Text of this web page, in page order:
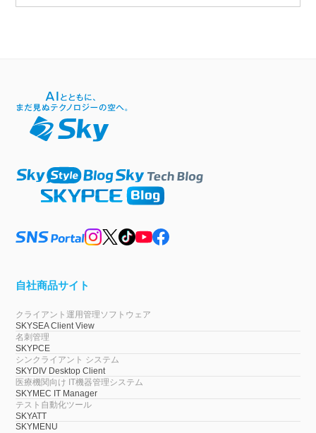
自社商品サイト
クライアント運用管理ソフトウェア
SKYSEA Client View
名刺管理
SKYPCE
シンクライアント システム
SKYDIV Desktop Client
医療機関向け IT機器管理システム
SKYMEC IT Manager
テスト自動化ツール
SKYATT
SKYMENU